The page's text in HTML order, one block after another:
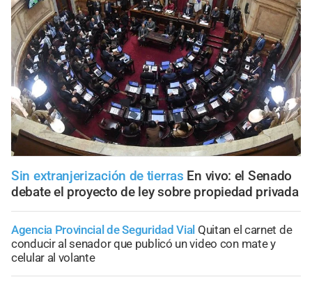
Sin extranjerización de tierras En vivo: el Senado
debate el proyecto de ley sobre propiedad privada
Agencia Provincial de Seguridad Vial Quitan el carnet de
conducir al senador que publicó un video con mate y
celular al volante